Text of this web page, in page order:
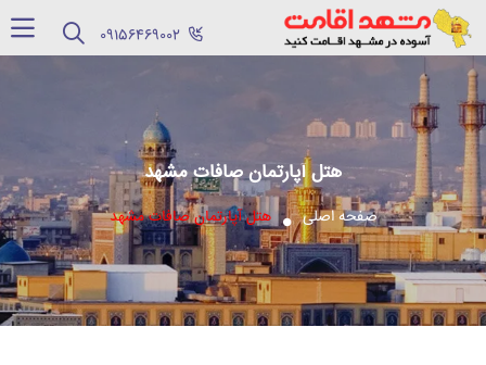
هتل آپارتمان صافات مشهد
صفحه اصلی هتل آپارتمان صافات مشهد